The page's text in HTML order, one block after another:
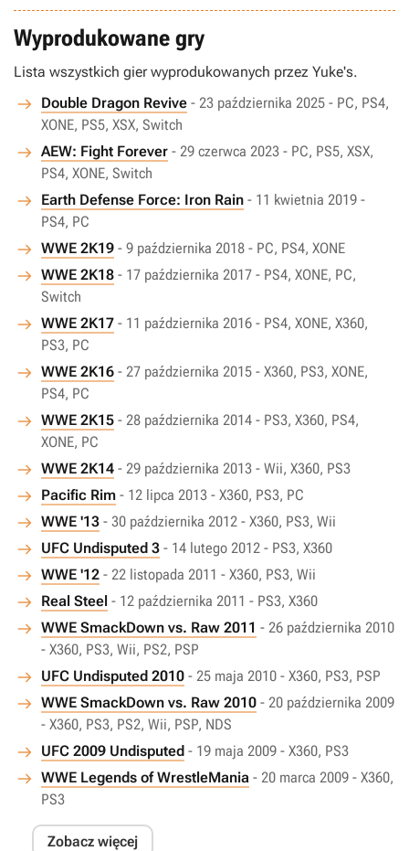
Wyprodukowane gry
Lista wszystkich gier wyprodukowanych przez Yuke's.
Double Dragon Revive - 23 października 2025 - PC, PS4,
XONE, PS5, XSX, Switch
AEW: Fight Forever - 29 czerwca 2023 - PC, PS5, XSX,
PS4, XONE, Switch
Earth Defense Force: Iron Rain - 11 kwietnia 2019 -
PS4, PC
WWE 2K19 - 9 października 2018 - PC, PS4, XONE
WWE 2K18 - 17 października 2017 - PS4, XONE, PC,
Switch
WWE 2K17 - 11 października 2016 - PS4, XONE, X360,
PS3, PC
WWE 2K16 - 27 października 2015 - X360, PS3, XONE,
PS4, PC
WWE 2K15 - 28 października 2014 - PS3, X360, PS4,
XONE, PC
WWE 2K14 - 29 października 2013 - Wii, X360, PS3
Pacific Rim - 12 lipca 2013 - X360, PS3, PC
WWE '13 - 30 października 2012 - X360, PS3, Wii
UFC Undisputed 3 - 14 lutego 2012 - PS3, X360
WWE '12 - 22 listopada 2011 - X360, PS3, Wii
Real Steel - 12 października 2011 - PS3, X360
WWE SmackDown vs. Raw 2011 - 26 października 2010
- X360, PS3, Wii, PS2, PSP
UFC Undisputed 2010 - 25 maja 2010 - X360, PS3, PSP
WWE SmackDown vs. Raw 2010 - 20 października 2009
- X360, PS3, PS2, Wii, PSP, NDS
UFC 2009 Undisputed - 19 maja 2009 - X360, PS3
WWE Legends of WrestleMania - 20 marca 2009 - X360,
PS3
Zobacz więcej